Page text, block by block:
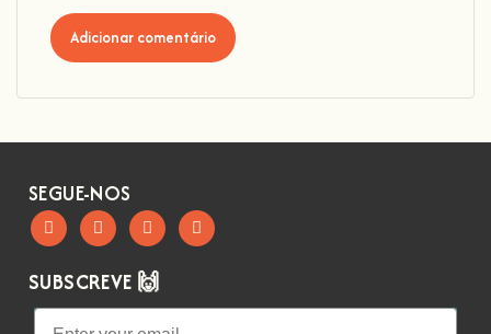
Adicionar comentário
SEGUE-NOS
SUBSCREVE 🙌